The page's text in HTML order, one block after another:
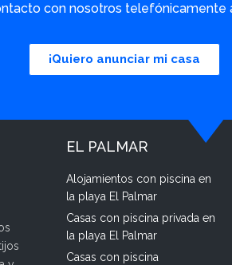
con nosotros telefónicamente
¡Quiero anunciar mi casa
EL PALMAR
Alojamientos con piscina en
la playa El Palmar
Casas con piscina privada en
la playa El Palmar
Casas con piscina